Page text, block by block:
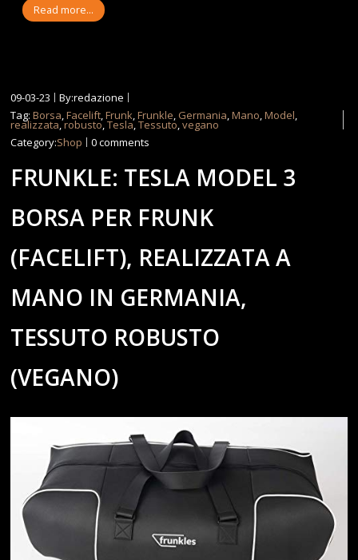
Read more...
09-03-23
By:redazione
Tag:Borsa,Facelift,Frunk,Frunkle, Germania,Mano,Model,
realizzata,robusto,Tesla,Tessuto,vegano
Category:Shop 0 comments
FRUNKLE: TESLA MODEL 3
BORSA PER FRUNK
(FACELIFT), REALIZZATA A
MANO IN GERMANIA,
TESSUTO ROBUSTO
(VEGANO)